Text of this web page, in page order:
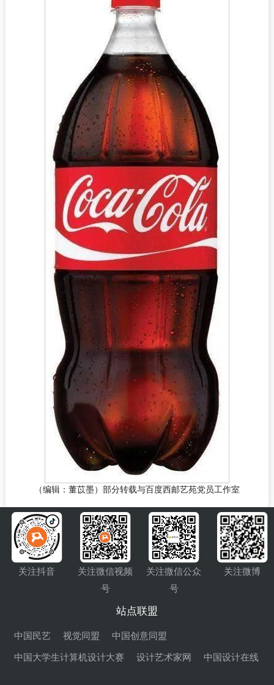
（编辑：董苡墨）部分转载与百度西邮艺苑党员工作室
关注抖音
关注微信视频
号
关注微信公众
号
关注微博
站点联盟
中国民艺 视觉同盟 中国创意同盟
中国大学生计算机设计大赛 设计艺术家网 中国设计在线